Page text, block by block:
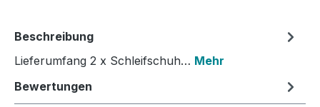
Beschreibung
Lieferumfang 2 x Schleifschuh… Mehr
Bewertungen